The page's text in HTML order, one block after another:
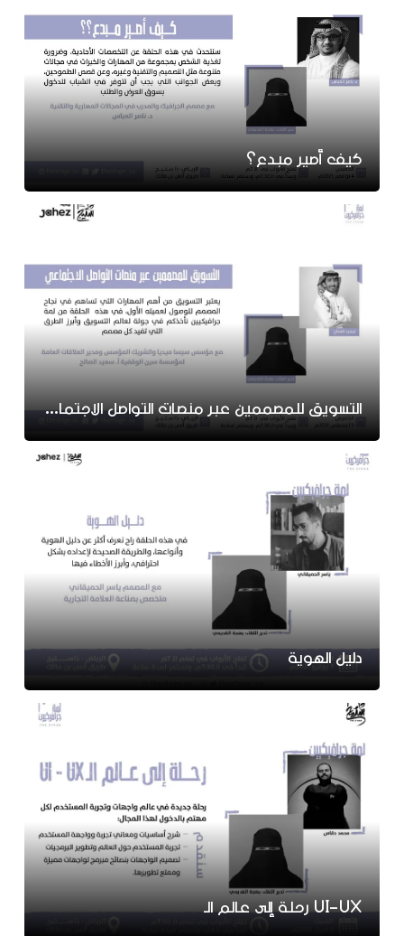
كيف أصير مبدع؟
التسويق للمصممين عبر منصات التواصل الاجتماعي
دليل الهوية
UI-UX رحلة إلى عالم الـ